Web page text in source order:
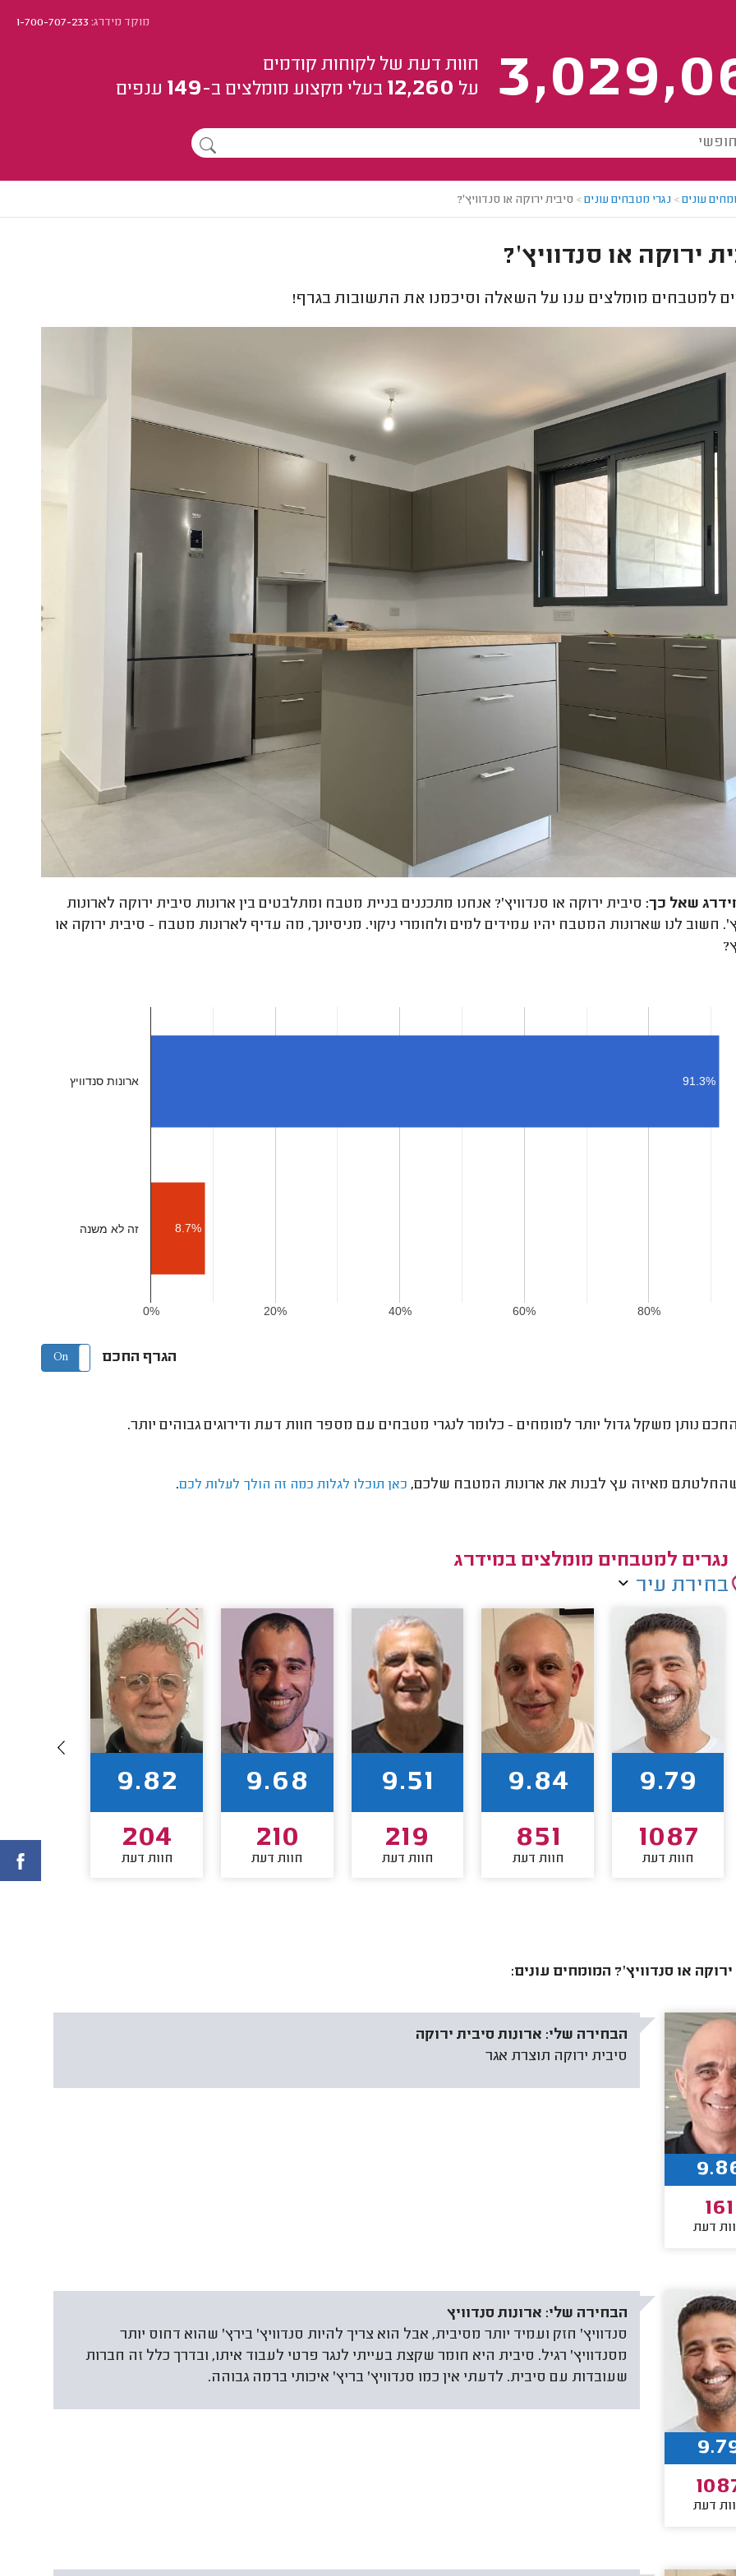
מוקד מידרג:1-700-707-233
חוות דעת של לקוחות קודמים
על 12,260 בעלי מקצוע מומלצים ב-149 ענפים
עונים> נגרי מטבחים עונים> סיבית ירוקה או סנדוויץ'?
ירוקה או סנדוויץ'?
למטבחים מומלצים ענו על השאלה וסיכמנו את התשובות בגרף!
שאל כך: סיבית ירוקה או סנדוויץ'? אנחנו מתכננים בניית מטבח ומתלבטים בין ארונות סיבית ירוקה לארונות
חשוב לנו שארונות המטבח יהיו עמידים למים ולחומרי ניקוי. מניסיונך, מה עדיף לארונות מטבח - סיבית ירוקה או
0% 20% 40% 60% 80%
ארונות סנדוויץ
זה לא משנה
91.3%
8.7%
הגרף החכם On Off
נותן משקל גדול יותר למומחים - כלומר לנגרי מטבחים עם מספר חוות דעת ודירוגים גבוהים יותר.
מאיזה עץ לבנות את ארונות המטבח שלכם, כאן תוכלו לגלות כמה זה הולך לעלות לכם.
נגרים למטבחים מומלצים במידרג
בחירת עיר
9.79
1087
חוות דעת
9.84
851
חוות דעת
9.51
219
חוות דעת
9.68
210
חוות דעת
9.82
204
חוות דעת חוות
ירוקה או סנדוויץ'? המומחים עונים:
הבחירה שלי: ארונות סיבית ירוקה
סיבית ירוקה תוצרת אגר
161
דעת
הבחירה שלי: ארונות סנדוויץ
סנדוויץ' חזק ועמיד יותר מסיבית, אבל הוא צריך להיות סנדוויץ' בירץ' שהוא דחוס יותר
מסנדוויץ' רגיל. סיבית היא חומר שקצת בעייתי לנגר פרטי לעבוד איתו, ובדרך כלל זה חברות
שעובדות עם סיבית. לדעתי אין כמו סנדוויץ' בריץ' איכותי ברמה גבוהה.
דעת